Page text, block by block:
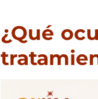
¿Qué